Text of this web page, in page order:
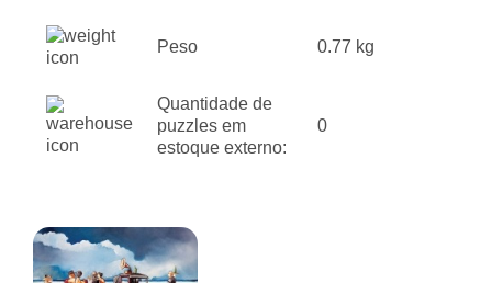
Peso 0.77 kg
Quantidade de
puzzles em
estoque externo:
0